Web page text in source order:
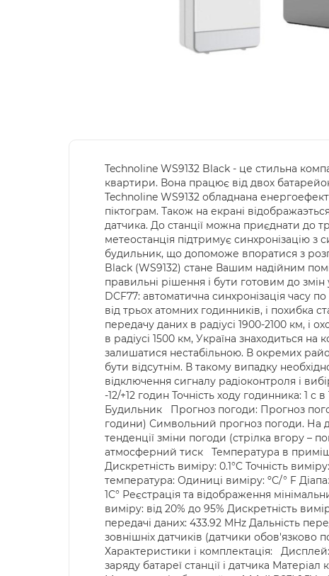
Technoline WS9132 Black - це стильна
квартири. Вона працює від двох
Technoline WS9132 обладнана
піктограм. Також на екрані
датчика. До станції можна приєднати до
метеостанція підтримує синхронізацію
будильник, що допоможе впоратися з
Black (WS9132) стане Вашим надійним
правильні рішення і бути готовим до
DCF77: автоматична синхронізація часу
від трьох атомних годинників, і похибка
передачу даних в радіусі 1900-2100 км, і
в радіусі 1500 км, Україна знаходиться на
залишатися нестабільною. В окремих
бути відсутнім. В такому випадку
відключення сигналу радіоконтроля і
-12/+12 годин Точність ходу годинника: 1
Будильник Прогноз погоди: Прогноз
години) Символьний прогноз погоди. На
тенденції зміни погоди (стрілка вгору –
атмосферний тиск Температура в
Дискретність виміру: 0.1°C Точність
температура: Одиниці виміру: ºС/° F
1C° Реєстрація та відображення
виміру: від 20% до 95% Дискретність
передачі даних: 433.92 MHz Дальність
зовнішніх датчиків (датчики
Характеристики і комплектація:
заряду батареї станції і датчика